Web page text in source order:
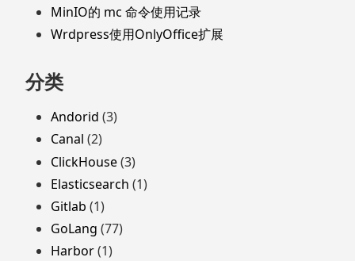
MinIO的 mc 命令使用记录
Wrdpress使用OnlyOffice扩展
分类
Andorid (3)
Canal (2)
ClickHouse(3)
Elasticsearch (1)
Gitlab (1)
GoLang (77)
Harbor(1)